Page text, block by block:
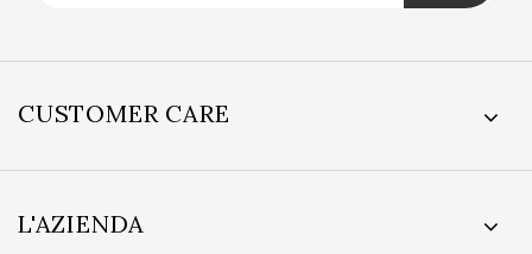
CUSTOMER CARE
L'AZIENDA